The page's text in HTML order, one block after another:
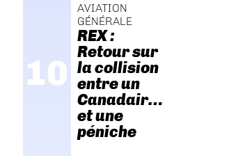
AVIATION
GÉNÉRALE
REX :
Retour sur
la collision
entre un
Canadair…
et une
péniche